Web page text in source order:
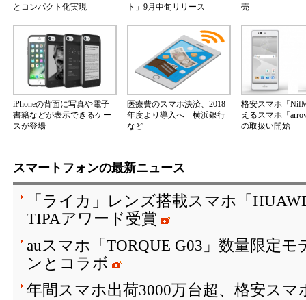
とコンパクト化実現
ト」9月中旬リリース
売
iPhoneの背面に写真や電子
書籍などが表示できるケー
スが登場
医療費のスマホ決済、2018
年度より導入へ 横浜銀行
など
格安スマホ「
えるスマホ「
の取扱い開始
スマートフォンの最新ニュース
「ライカ」レンズ搭載スマホ「
TIPAアワード受賞
auスマホ「TORQUE G03」数量限定
ンとコラボ
年間スマホ出荷3000万台超、格安スマ